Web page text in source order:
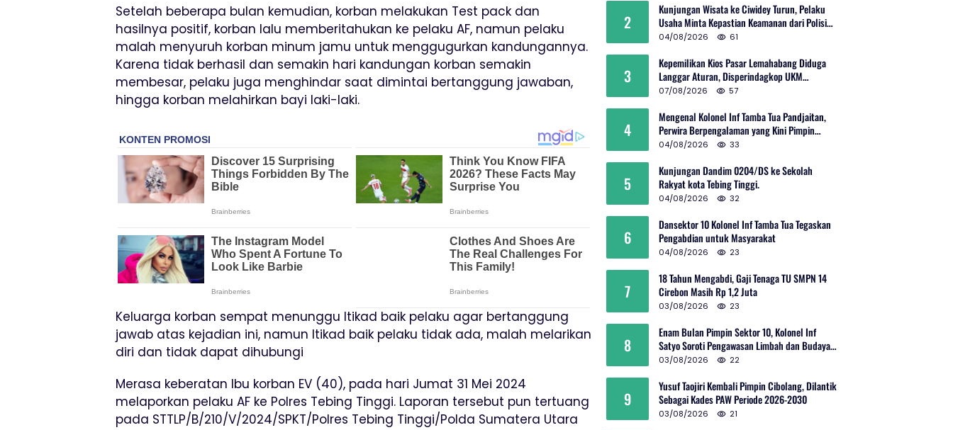
Setelah beberapa bulan kemudian, korban melakukan Test pack dan
hasilnya positif, korban lalu memberitahukan ke pelaku AF, namun pelaku
malah menyuruh korban minum jamu untuk menggugurkan kandungannya.
Karena tidak berhasil dan semakin hari kandungan korban semakin
membesar, pelaku juga menghindar saat dimintai bertanggung jawaban,
hingga korban melahirkan bayi laki-laki.
Keluarga korban sempat menunggu Itikad baik pelaku agar bertanggung
jawab atas kejadian ini, namun Itikad baik pelaku tidak ada, malah melarikan
diri dan tidak dapat dihubungi
Merasa keberatan Ibu korban EV (40), pada hari Jumat 31 Mei 2024
melaporkan pelaku AF ke Polres Tebing Tinggi. Laporan tersebut pun tertuang
pada STTLP/B/210/V/2024/SPKT/Polres Tebing Tinggi/Polda Sumatera Utara
2
Kunjungan Wisata ke Ciwidey Turun, Pelaku
Usaha Minta Kepastian Keamanan dari Polisi
dan Pemprov Jabar
04/08/2026 61
3
Kepemilikan Kios Pasar Lemahabang Diduga
Langgar Aturan, Disperindagkop UKM
Terkesan Lepas Tangan?
07/08/2026 57
4
Mengenal Kolonel Inf Tamba Tua Pandjaitan,
Perwira Berpengalaman yang Kini Pimpin
Sektor 10 Citarum Harum
04/08/2026 33
5
Kunjungan Dandim 0204/DS ke Sekolah
Rakyat kota Tebing Tinggi.
04/08/2026 32
6
Dansektor 10 Kolonel Inf Tamba Tua Tegaskan
Pengabdian untuk Masyarakat
04/08/2026 23
7
18 Tahun Mengabdi, Gaji Tenaga TU SMPN 14
Cirebon Masih Rp 1,2 Juta
03/08/2026 23
8
Enam Bulan Pimpin Sektor 10, Kolonel Inf
Satyo Soroti Pengawasan Limbah dan Budaya
Kelola Sampah
03/08/2026 22
9
Yusuf Taojiri Kembali Pimpin Cibolang, Dilantik
Sebagai Kades PAW Periode 2026-2030
03/08/2026 21